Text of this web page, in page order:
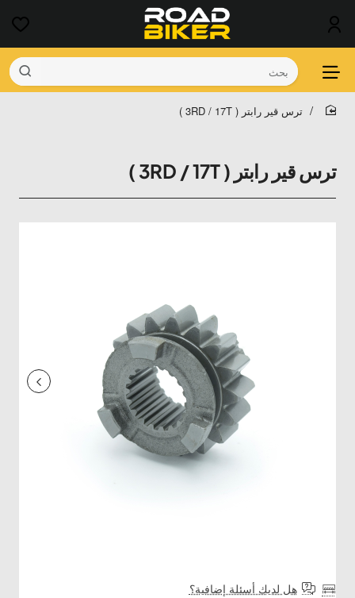
بحث
ترس قير رابتر ( 3RD / 17T )
ترس قير رابتر ( 3RD / 17T )
هل لديك أسئلة إضافية؟